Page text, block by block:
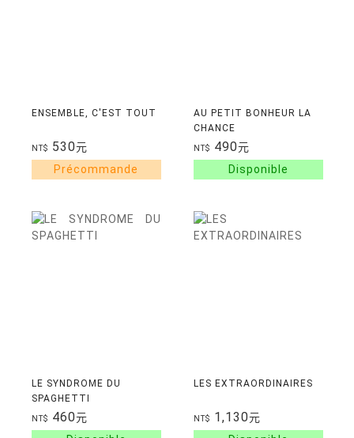
ENSEMBLE, C'EST TOUT
NT$ 530元
AU PETIT BONHEUR LA
CHANCE
NT$ 490元
LE SYNDROME DU
SPAGHETTI
NT$ 460元
LES EXTRAORDINAIRES
NT$ 1,130元